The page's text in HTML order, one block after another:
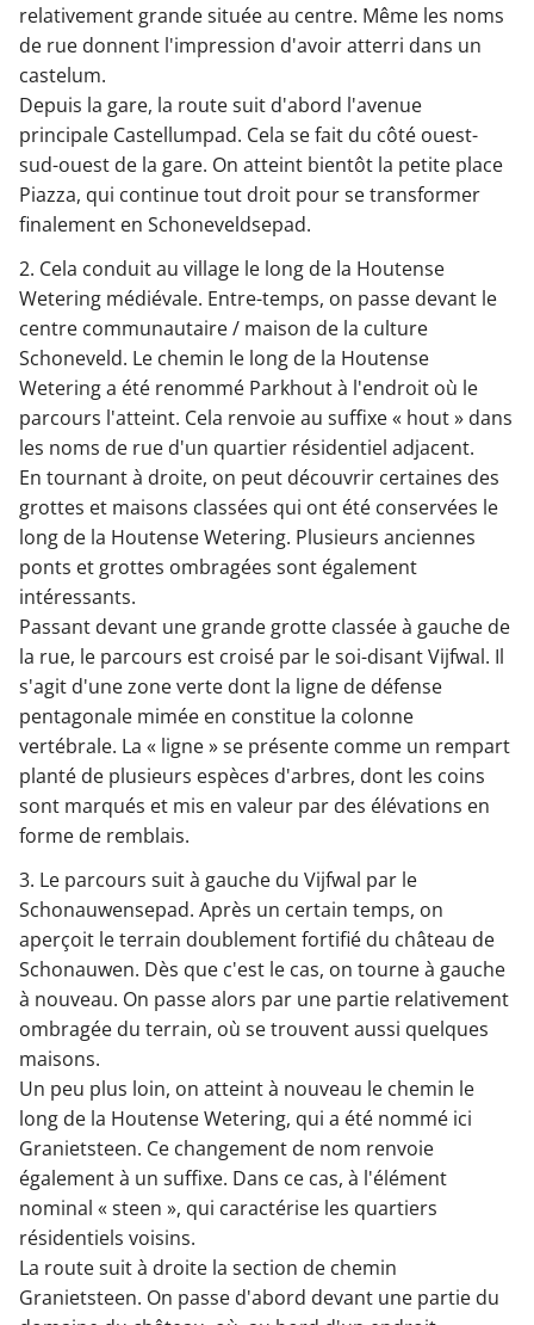
relativement grande située au centre. Même les noms
de rue donnent l'impression d'avoir atterri dans un
castelum.
Depuis la gare, la route suit d'abord l'avenue
principale Castellumpad. Cela se fait du côté ouest-
sud-ouest de la gare. On atteint bientôt la petite place
Piazza, qui continue tout droit pour se transformer
finalement en Schoneveldsepad.
2. Cela conduit au village le long de la Houtense
Wetering médiévale. Entre-temps, on passe devant le
centre communautaire / maison de la culture
Schoneveld. Le chemin le long de la Houtense
Wetering a été renommé Parkhout à l'endroit où le
parcours l'atteint. Cela renvoie au suffixe « hout » dans
les noms de rue d'un quartier résidentiel adjacent.
En tournant à droite, on peut découvrir certaines des
grottes et maisons classées qui ont été conservées le
long de la Houtense Wetering. Plusieurs anciennes
ponts et grottes ombragées sont également
intéressants.
Passant devant une grande grotte classée à gauche de
la rue, le parcours est croisé par le soi-disant Vijfwal. Il
s'agit d'une zone verte dont la ligne de défense
pentagonale mimée en constitue la colonne
vertébrale. La « ligne » se présente comme un rempart
planté de plusieurs espèces d'arbres, dont les coins
sont marqués et mis en valeur par des élévations en
forme de remblais.
3. Le parcours suit à gauche du Vijfwal par le
Schonauwensepad. Après un certain temps, on
aperçoit le terrain doublement fortifié du château de
Schonauwen. Dès que c'est le cas, on tourne à gauche
à nouveau. On passe alors par une partie relativement
ombragée du terrain, où se trouvent aussi quelques
maisons.
Un peu plus loin, on atteint à nouveau le chemin le
long de la Houtense Wetering, qui a été nommé ici
Granietsteen. Ce changement de nom renvoie
également à un suffixe. Dans ce cas, à l'élément
nominal « steen », qui caractérise les quartiers
résidentiels voisins.
La route suit à droite la section de chemin
Granietsteen. On passe d'abord devant une partie du